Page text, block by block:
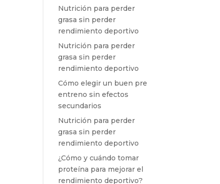
Nutrición para perder
grasa sin perder
rendimiento deportivo
Nutrición para perder
grasa sin perder
rendimiento deportivo
Cómo elegir un buen pre
entreno sin efectos
secundarios
Nutrición para perder
grasa sin perder
rendimiento deportivo
¿Cómo y cuándo tomar
proteína para mejorar el
rendimiento deportivo?